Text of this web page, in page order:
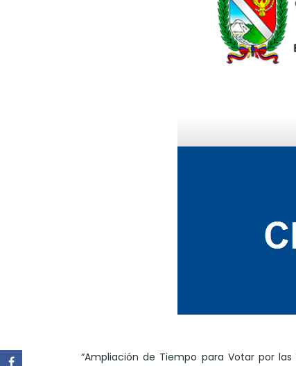
“Ampliación de Tiempo para Votar por